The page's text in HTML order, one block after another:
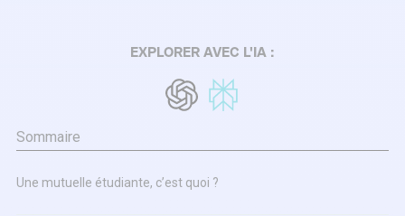
EXPLORER AVEC L'IA :
Sommaire
Une mutuelle étudiante, c’est quoi ?